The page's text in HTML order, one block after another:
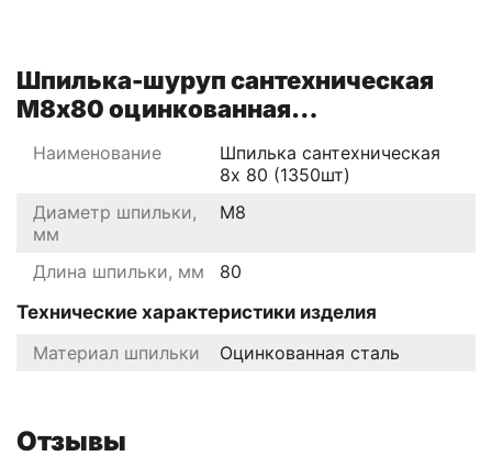
Шпилька-шуруп сантехническая
М8х80 оцинкованная
Наименование
Шпилька сантехническая
8x 80 (1350шт)
Диаметр шпильки,
мм
М8
Длина шпильки, мм
80
Технические характеристики изделия
Материал шпильки
Оцинкованная сталь
Отзывы